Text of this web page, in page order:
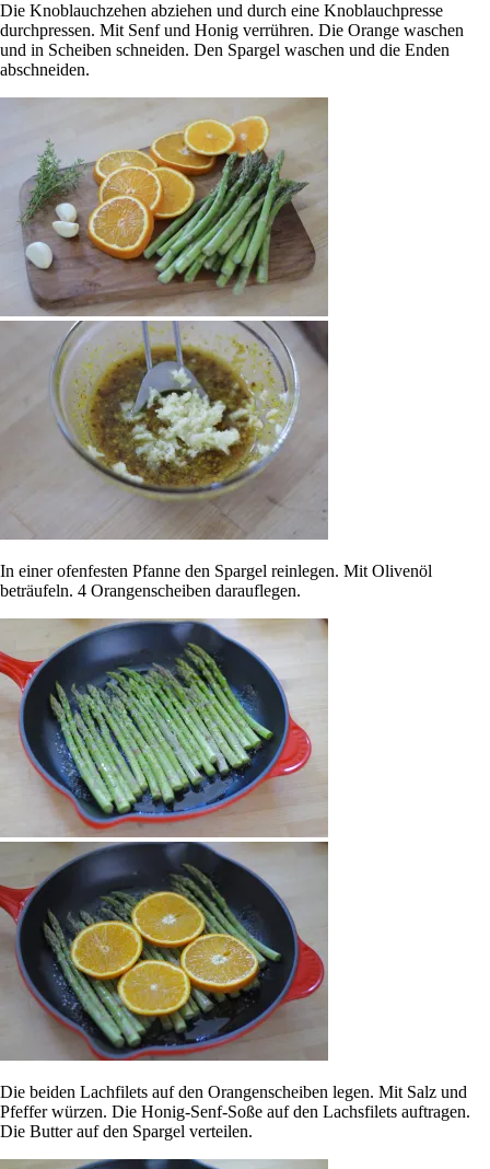
Die Knoblauchzehen abziehen und durch eine Knoblauchpresse
durchpressen. Mit Senf und Honig verrühren. Die Orange waschen
und in Scheiben schneiden. Den Spargel waschen und die Enden
abschneiden.
In einer ofenfesten Pfanne den Spargel reinlegen. Mit Olivenöl
beträufeln. 4 Orangenscheiben darauflegen.
Die beiden Lachfilets auf den Orangenscheiben legen. Mit Salz und
Pfeffer würzen. Die Honig-Senf-Soße auf den Lachsfilets auftragen.
Die Butter auf den Spargel verteilen.